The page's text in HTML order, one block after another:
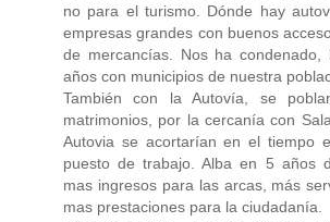
no para el turismo. Dónde hay
empresas grandes con buenos
de mercancías. Nos ha
años con municipios de nuestra
También con la Autovía, se
matrimonios, por la cercanía con
Autovia se acortarían en el tiempo
puesto de trabajo. Alba en 5 años
mas ingresos para las arcas, más
mas prestaciones para la ciudadanía.